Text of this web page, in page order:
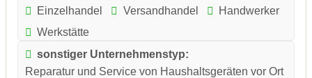
Einzelhandel
Versandhandel
Handwerker
Werkstätte
sonstiger Unternehmenstyp:
Reparatur und Service von Haushaltsgeräten vor Ort